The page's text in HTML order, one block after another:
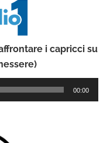
i capricci su
00:00